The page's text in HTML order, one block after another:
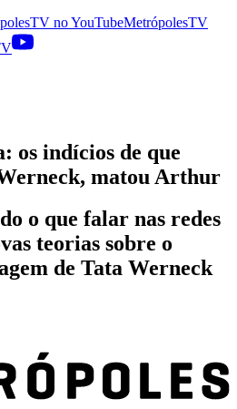
noYouTubeMetrópolesTV
os indícios de que
matou Arthur
o que falar nas redes
teorias sobre o
de Tata Werneck